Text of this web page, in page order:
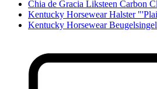
Chia de Gracia Liksteen Carbon
Kentucky Horsewear Halster
Kentucky Horsewear